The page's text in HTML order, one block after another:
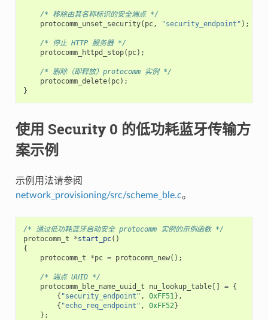
/* 移除由其名称标识的安全端点 */
protocomm_unset_security( pc, "security_endpoint" );
/* 停止 HTTP 服务器 */
protocomm_httpd_stop( pc);
/* 删除（即释放）protocomm 实例 */
protocomm_delete( pc);
}
使用 Security 0 的低功耗蓝牙传输方
案示例
示例用法请参阅
network_provisioning/src/scheme_ble.c。
/* 通过低功耗蓝牙启动安全 protocomm 实例的示例函数 */
protocomm_t
*start_pc()
{
protocomm_t
*pc = protocomm_new();
/* 端点 UUID */
protocomm_ble_name_uuid_t
nu_lookup_table[] = {
{ "security_endpoint" , 0xFF51},
{ "echo_req_endpoint" , 0xFF52}
};